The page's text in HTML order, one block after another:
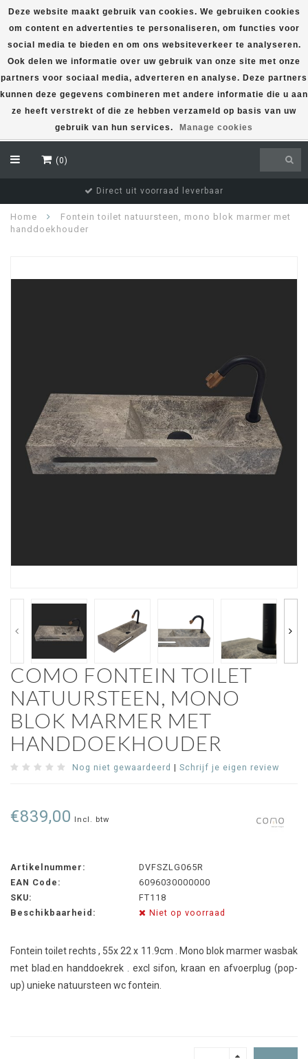
(0)
Direct uit voorraad leverbaar
Home
Fontein toilet natuursteen, mono blok marmer met
handdoekhouder
COMO FONTEIN TOILET
NATUURSTEEN, MONO
BLOK MARMER MET
HANDDOEKHOUDER
Nog niet gewaardeerd | Schrijf je eigen review
€839,00 Incl. btw
Artikelnummer:
DVFSZLG065R
EAN Code:
6096030000000
SKU:
FT118
Beschikbaarheid:
Niet op voorraad
Fontein toilet rechts , 55x 22 x 11.9cm . Mono blok marmer wasbak
met blad.en handdoekrek . excl sifon, kraan en afvoerplug (pop-
up) unieke natuursteen wc fontein.
Deze website maakt gebruik van cookies. We gebruiken cookies
om content en advertenties te personaliseren, om functies voor
social media te bieden en om ons websiteverkeer te analyseren.
Ook delen we informatie over uw gebruik van onze site met onze
partners voor sociaal media, adverteren en analyse. Deze partners
kunnen deze gegevens combineren met andere informatie die u aan
ze heeft verstrekt of die ze hebben verzameld op basis van uw
gebruik van hun services.
Manage cookies